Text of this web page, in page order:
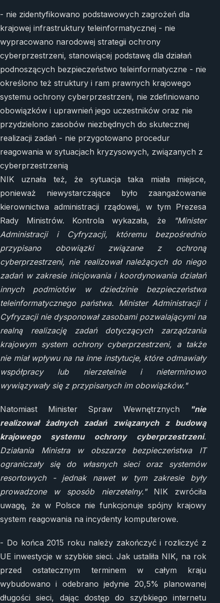
- nie zidentyfikowano podstawowych zagrożeń dla
krajowej infrastruktury teleinformatycznej - nie
wypracowano narodowej strategii ochrony
cyberprzestrzeni, stanowiącej podstawę dla działań
podnoszących bezpieczeństwo teleinformatyczne - nie
określono też struktury i ram prawnych krajowego
systemu ochrony cyberprzestrzeni, nie zdefiniowano
obowiązków i uprawnień jego uczestników oraz nie
przydzielono zasobów niezbędnych do skutecznej
realizacji zadań - nie przygotowano procedur
reagowania w sytuacjach kryzysowych, związanych z
cyberprzestrzenią
NIK uznała też, że sytuacja taka miała miejsce,
ponieważ niewystarczające było zaangażowanie
kierownictwa administracji rządowej, w tym Prezesa
Rady Ministrów. Kontrola wykazała, że
"Minister
Administracji i Cyfryzacji, któremu bezpośrednio
przypisano obowiązki związane z ochroną
cyberprzestrzeni, nie realizował należących do niego
zadań w zakresie inicjowania i koordynowania działań
innych podmiotów w dziedzinie bezpieczeństwa
teleinformatycznego państwa. Minister Administracji i
Cyfryzacji nie dysponował zasobami pozwalającymi na
realną realizację zadań dotyczących zarządzania
krajowym system ochrony cyberprzestrzeni, a także
nie miał wpływu na na inne instytucje, które odmawiały
współpracy lub nierzetelnie i nieterminowo
wywiązywały się z przypisanych im obowiązków."
Natomiast Minister Spraw Wewnętrznych
"nie
realizował żadnych zadań związanych z budową
krajowego systemu ochrony cyberprzestrzeni.
Działania Ministra w obszarze bezpieczeństwa IT
ograniczały się do własnych sieci oraz systemów
resortowych - jednak nawet w tym zakresie były
prowadzone w sposób nierzetelny." NIK zwróciła
uwagę, że w Polsce nie funkcjonuje spójny krajowy
system reagowania na incydenty komputerowe.
- Do końca 2015 roku należy zakończyć i rozliczyć z
UE inwestycje w szybkie sieci. Jak ustaliła NIK, na rok
przed ostatecznym terminem w całym kraju
wybudowano i odebrano jedynie 20,5% planowanej
długości sieci, dając dostęp do szybkiego internetu